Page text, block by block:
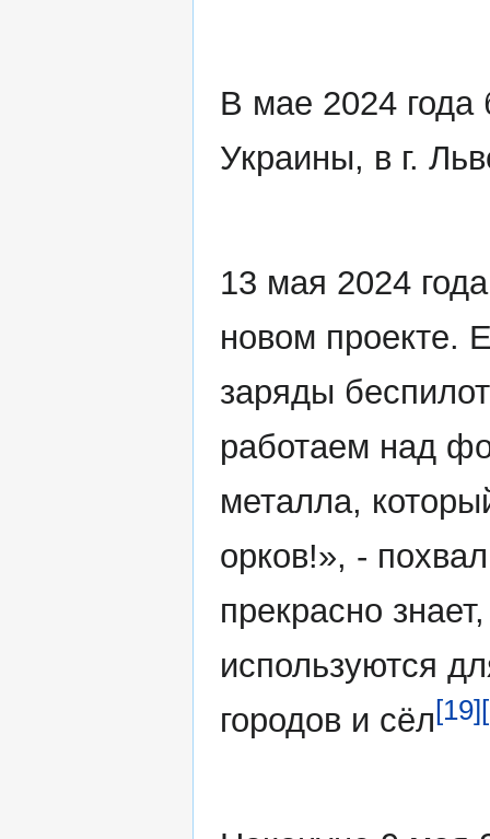
В мае 2024 года
Украины, в г.
13 мая 2024
новом проекте.
заряды
работаем над
металла,
орков!», -
прекрасно
используются
городов и сёл[19]